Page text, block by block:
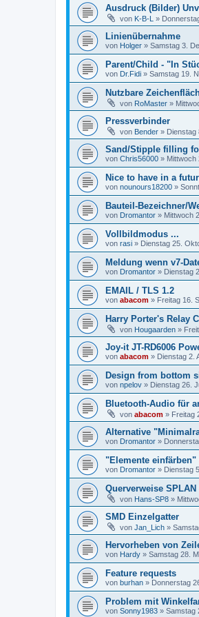
Ausdruck (Bilder)
von K-B-L »
Linienübernahme
von Holger » Samstag 3.
Parent/Child - "In
von Dr.Fidi » Samstag 19.
Nutzbare
von RoMaster »
Pressverbinder
von Bender » Dienstag
Sand/Stipple filling
von Chris56000 » Mittwoch
Nice to have in a
von nounours18200 »
Bauteil-Bezeichner/
von Dromantor » Mittwoch
Vollbildmodus ...
von rasi » Dienstag 25.
Meldung wenn v7-
von Dromantor » Dienstag
EMAIL / TLS 1.2
von abacom » Freitag 16.
Harry Porter's Relay
von Hougaarden »
Joy-it JT-RD6006
von abacom » Dienstag 2.
Design from bottom
von npelov » Dienstag 26.
Bluetooth-Audio für
von abacom » Freitag
Alternative
von Dromantor »
"Elemente
von Dromantor » Dienstag
Querverweise SPLAN
von Hans-SP8 »
SMD Einzelgatter
von Jan_Lich »
Hervorheben von
von Hardy » Samstag 28.
Feature requests
von burhan » Donnerstag
Problem mit
von Sonny1983 » Samstag